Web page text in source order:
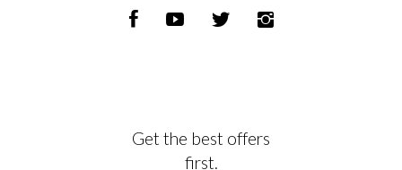
Get the best offers
first.